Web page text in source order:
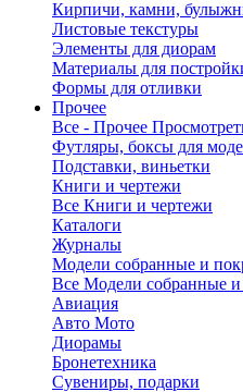
Кирпичи, камни,
Листовые текстуры
Элементы для диорам
Материалы для
Формы для отливки
Прочее
Все - Прочее
Футляры, боксы для
Подставки, виньетки
Книги и чертежи
Все Книги и чертежи
Каталоги
Журналы
Модели собранные и
Все Модели собранные
Авиация
Авто Мото
Диорамы
Бронетехника
Сувениры, подарки